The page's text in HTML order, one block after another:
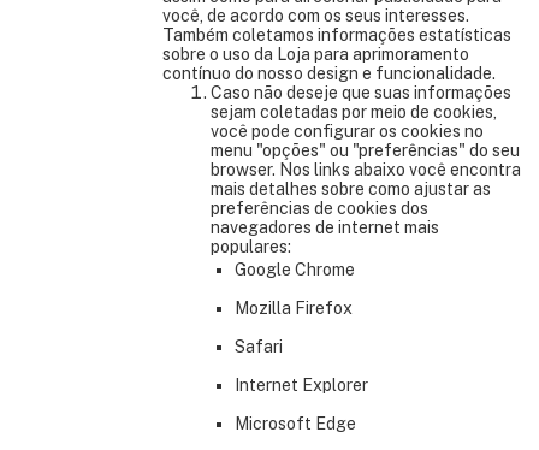
você, de acordo com os seus interesses.
Também coletamos informações estatísticas
sobre o uso da Loja para aprimoramento
contínuo do nosso design e funcionalidade.
Caso não deseje que suas informações
sejam coletadas por meio de cookies,
você pode configurar os cookies no
menu "opções" ou "preferências" do seu
browser. Nos links abaixo você encontra
mais detalhes sobre como ajustar as
preferências de cookies dos
navegadores de internet mais
populares:
Google Chrome
Mozilla Firefox
Safari
Internet Explorer
Microsoft Edge